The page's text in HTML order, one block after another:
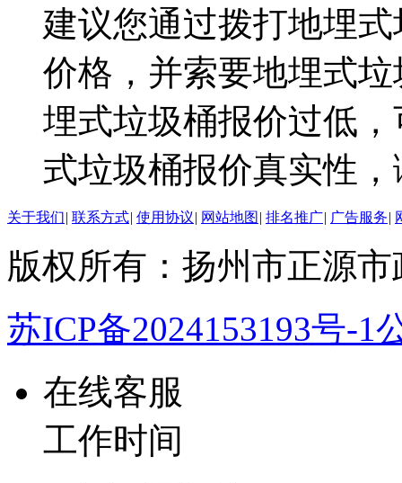
建议您通过拨打地埋
价格，并索要地埋式
埋式垃圾桶报价过低
式垃圾桶报价真实性
关于我们| 联系方式| 使用协议| 网站地图 | 排名推广| 广告服务|
版权所有：扬州市正源
苏ICP备2024153193号-1
在线客服
工作时间